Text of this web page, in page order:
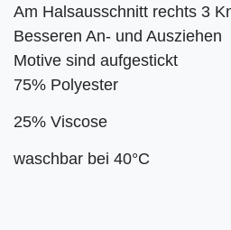
Am Halsausschnitt rechts 3
Besseren An- und Ausziehen
Motive sind aufgestickt
75% Polyester
25% Viscose
waschbar bei 40°C